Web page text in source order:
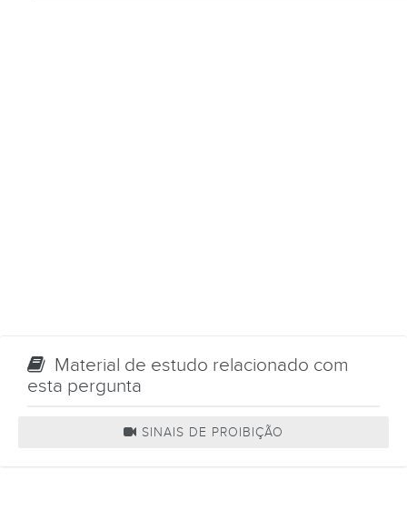
Material de estudo relacionado com
esta pergunta
SINAIS DE PROIBIÇÃO